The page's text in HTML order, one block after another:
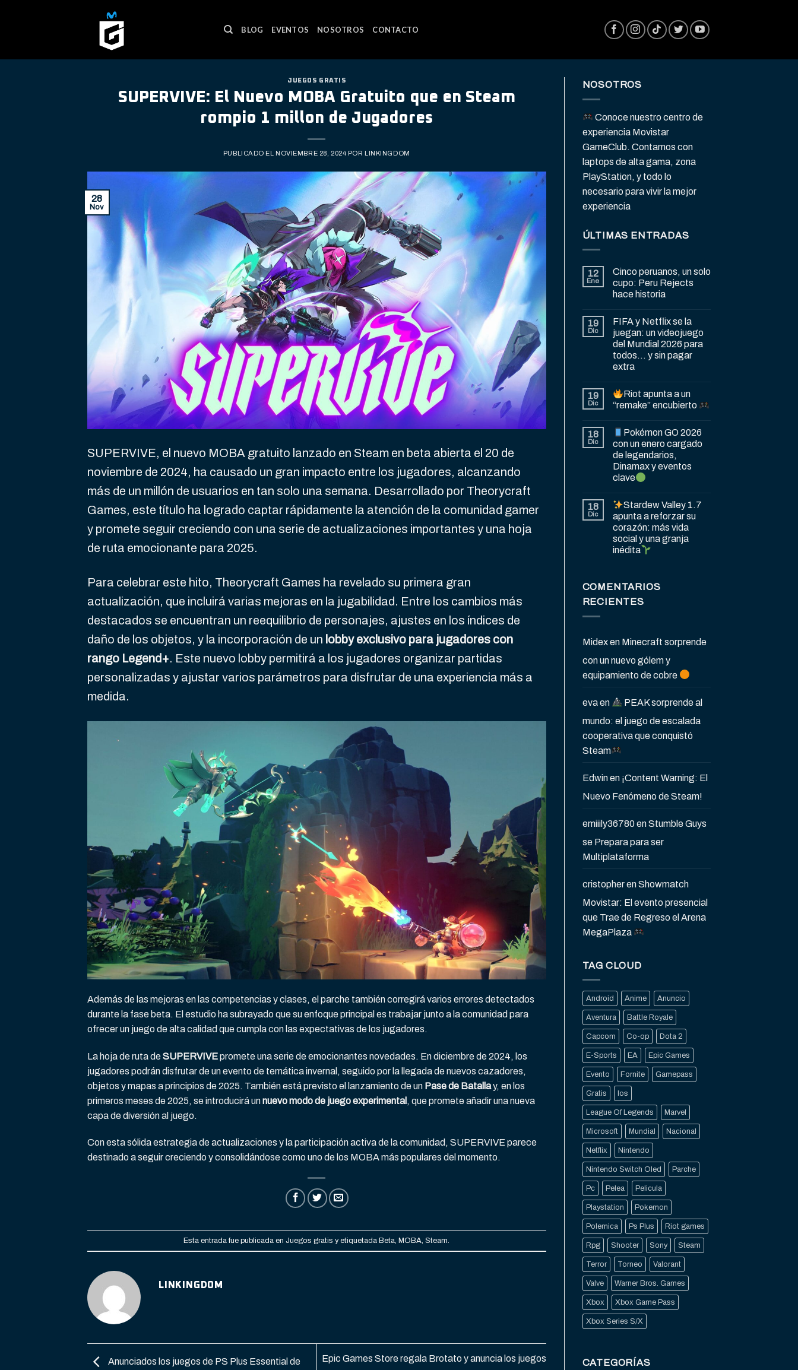
BLOG EVENTOS NOSOTROS CONTACTO
JUEGOS GRATIS
SUPERVIVE: El Nuevo MOBA Gratuito que en Steam
rompio 1 millon de Jugadores
PUBLICADO EL NOVIEMBRE 28, 2024 POR LINKINGDOM
28
Nov
SUPERVIVE, el nuevo MOBA gratuito lanzado en Steam en beta abierta el 20 de
noviembre de 2024, ha causado un gran impacto entre los jugadores, alcanzando
más de un millón de usuarios en tan solo una semana. Desarrollado por Theorycraft
Games, este título ha logrado captar rápidamente la atención de la comunidad gamer
y promete seguir creciendo con una serie de actualizaciones importantes y una hoja
de ruta emocionante para 2025.
Para celebrar este hito, Theorycraft Games ha revelado su primera gran
actualización, que incluirá varias mejoras en la jugabilidad. Entre los cambios más
destacados se encuentran un reequilibrio de personajes, ajustes en los índices de
daño de los objetos, y la incorporación de un lobby exclusivo para jugadores con
rango Legend+. Este nuevo lobby permitirá a los jugadores organizar partidas
personalizadas y ajustar varios parámetros para disfrutar de una experiencia más a
medida.
Además de las mejoras en las competencias y clases, el parche también corregirá varios errores detectados
durante la fase beta. El estudio ha subrayado que su enfoque principal es trabajar junto a la comunidad para
ofrecer un juego de alta calidad que cumpla con las expectativas de los jugadores.
La hoja de ruta deSUPERVIVEpromete una serie de emocionantes novedades. En diciembre de 2024, los
jugadores podrán disfrutar de un evento de temática invernal, seguido por la llegada de nuevos cazadores,
objetos y mapas a principios de 2025. También está previsto el lanzamiento de un Pase de Batallay, en los
primeros meses de 2025, se introducirá unnuevo modo de juego experimental , que promete añadir una nueva
capa de diversión al juego.
Con esta sólida estrategia de actualizaciones y la participación activa de la comunidad, SUPERVIVE parece
destinado a seguir creciendo y consolidándose como uno de los MOBA más populares del momento.
Esta entrada fue publicada enJuegos gratis y etiquetadaBeta ,MOBA ,Steam
LINKINGDOM
Anunciados los juegos de PS Plus Essential de
Epic Games Store regala Brotato y anuncia los juegos
NOSOTROS
Conoce nuestro centro de
experiencia Movistar
GameClub. Contamos con
laptops de alta gama, zona
PlayStation, y todo lo
necesario para vivir la mejor
experiencia
ÚLTIMAS ENTRADAS
12
Ene
Cinco peruanos, un solo
cupo: Peru Rejects
hace historia
19
Dic
FIFA y Netflix se la
juegan: un videojuego
del Mundial 2026 para
todos… y sin pagar
extra
19
Dic
Riot apunta a un
“remake” encubierto
18
Dic
Pokémon GO 2026
con un enero cargado
de legendarios,
Dinamax y eventos
clave
18
Dic
Stardew Valley 1.7
apunta a reforzar su
corazón: más vida
social y una granja
inédita
COMENTARIOS
RECIENTES
Midexen Minecraft sorprende
con un nuevo gólem y
equipamiento de cobre
evaen
PEAK sorprende al
mundo: el juego de escalada
cooperativa que conquistó
Steam
Edwinen ¡Content Warning: El
Nuevo Fenómeno de Steam!
emiiily36780enStumble Guys
se Prepara para ser
Multiplataforma
cristopherenShowmatch
Movistar: El evento presencial
que Trae de Regreso el Arena
MegaPlaza
TAG CLOUD
Android Anime Anuncio
Aventura Battle Royale
Capcom Co-op Dota 2
E-Sports EA Epic Games
Evento Fornite Gamepass
Gratis Ios
League Of Legends Marvel
Microsoft Mundial Nacional
Netflix Nintendo
Nintendo Switch Oled Parche
Pc Pelea Pelicula
Playstation Pokemon
Polemica Ps Plus Riot games
Rpg Shooter Sony Steam
Terror Torneo Valorant
Valve Warner Bros. Games
Xbox Xbox Game Pass
Xbox Series S/X
CATEGORÍAS